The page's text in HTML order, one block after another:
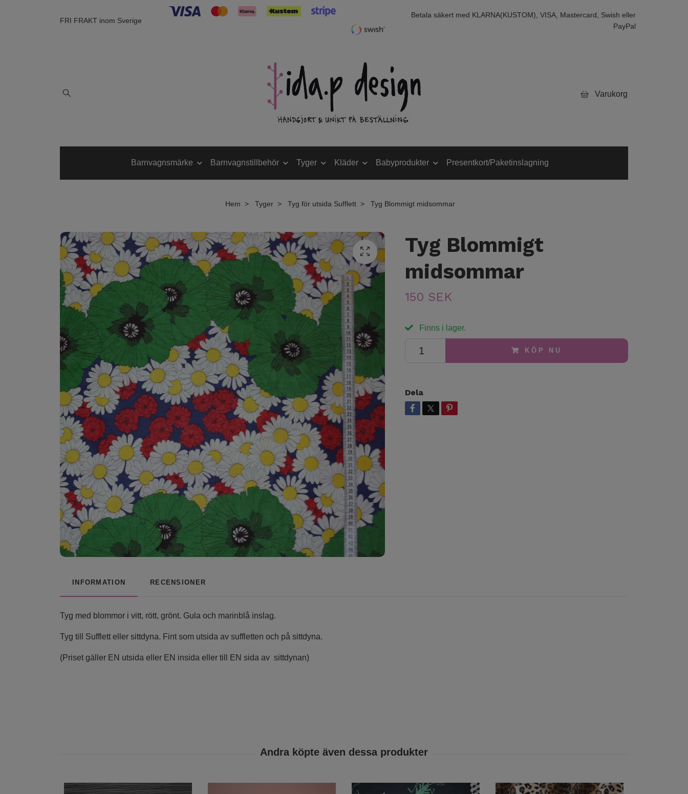
FRI FRAKT inom Sverige
Betala säkert med KLARNA(KUSTOM), VISA, Mastercard, Swish eller
PayPal
Varukorg
Barnvagnsmärke Barnvagnstillbehör Tyger Kläder Babyprodukter Presentkort/Paketinslagning
Hem Tyger Tyg för utsida Sufflett Tyg Blommigt midsommar
Tyg Blommigt
midsommar
150 SEK
Finns i lager.
KÖP NU
Dela
INFORMATION RECENSIONER
Tyg med blommor i vitt, rött, grönt. Gula och marinblå inslag.
Tyg till Sufflett eller sittdyna. Fint som utsida av suffletten och på sittdyna.
(Priset gäller EN utsida eller EN insida eller till EN sida av sittdynan)